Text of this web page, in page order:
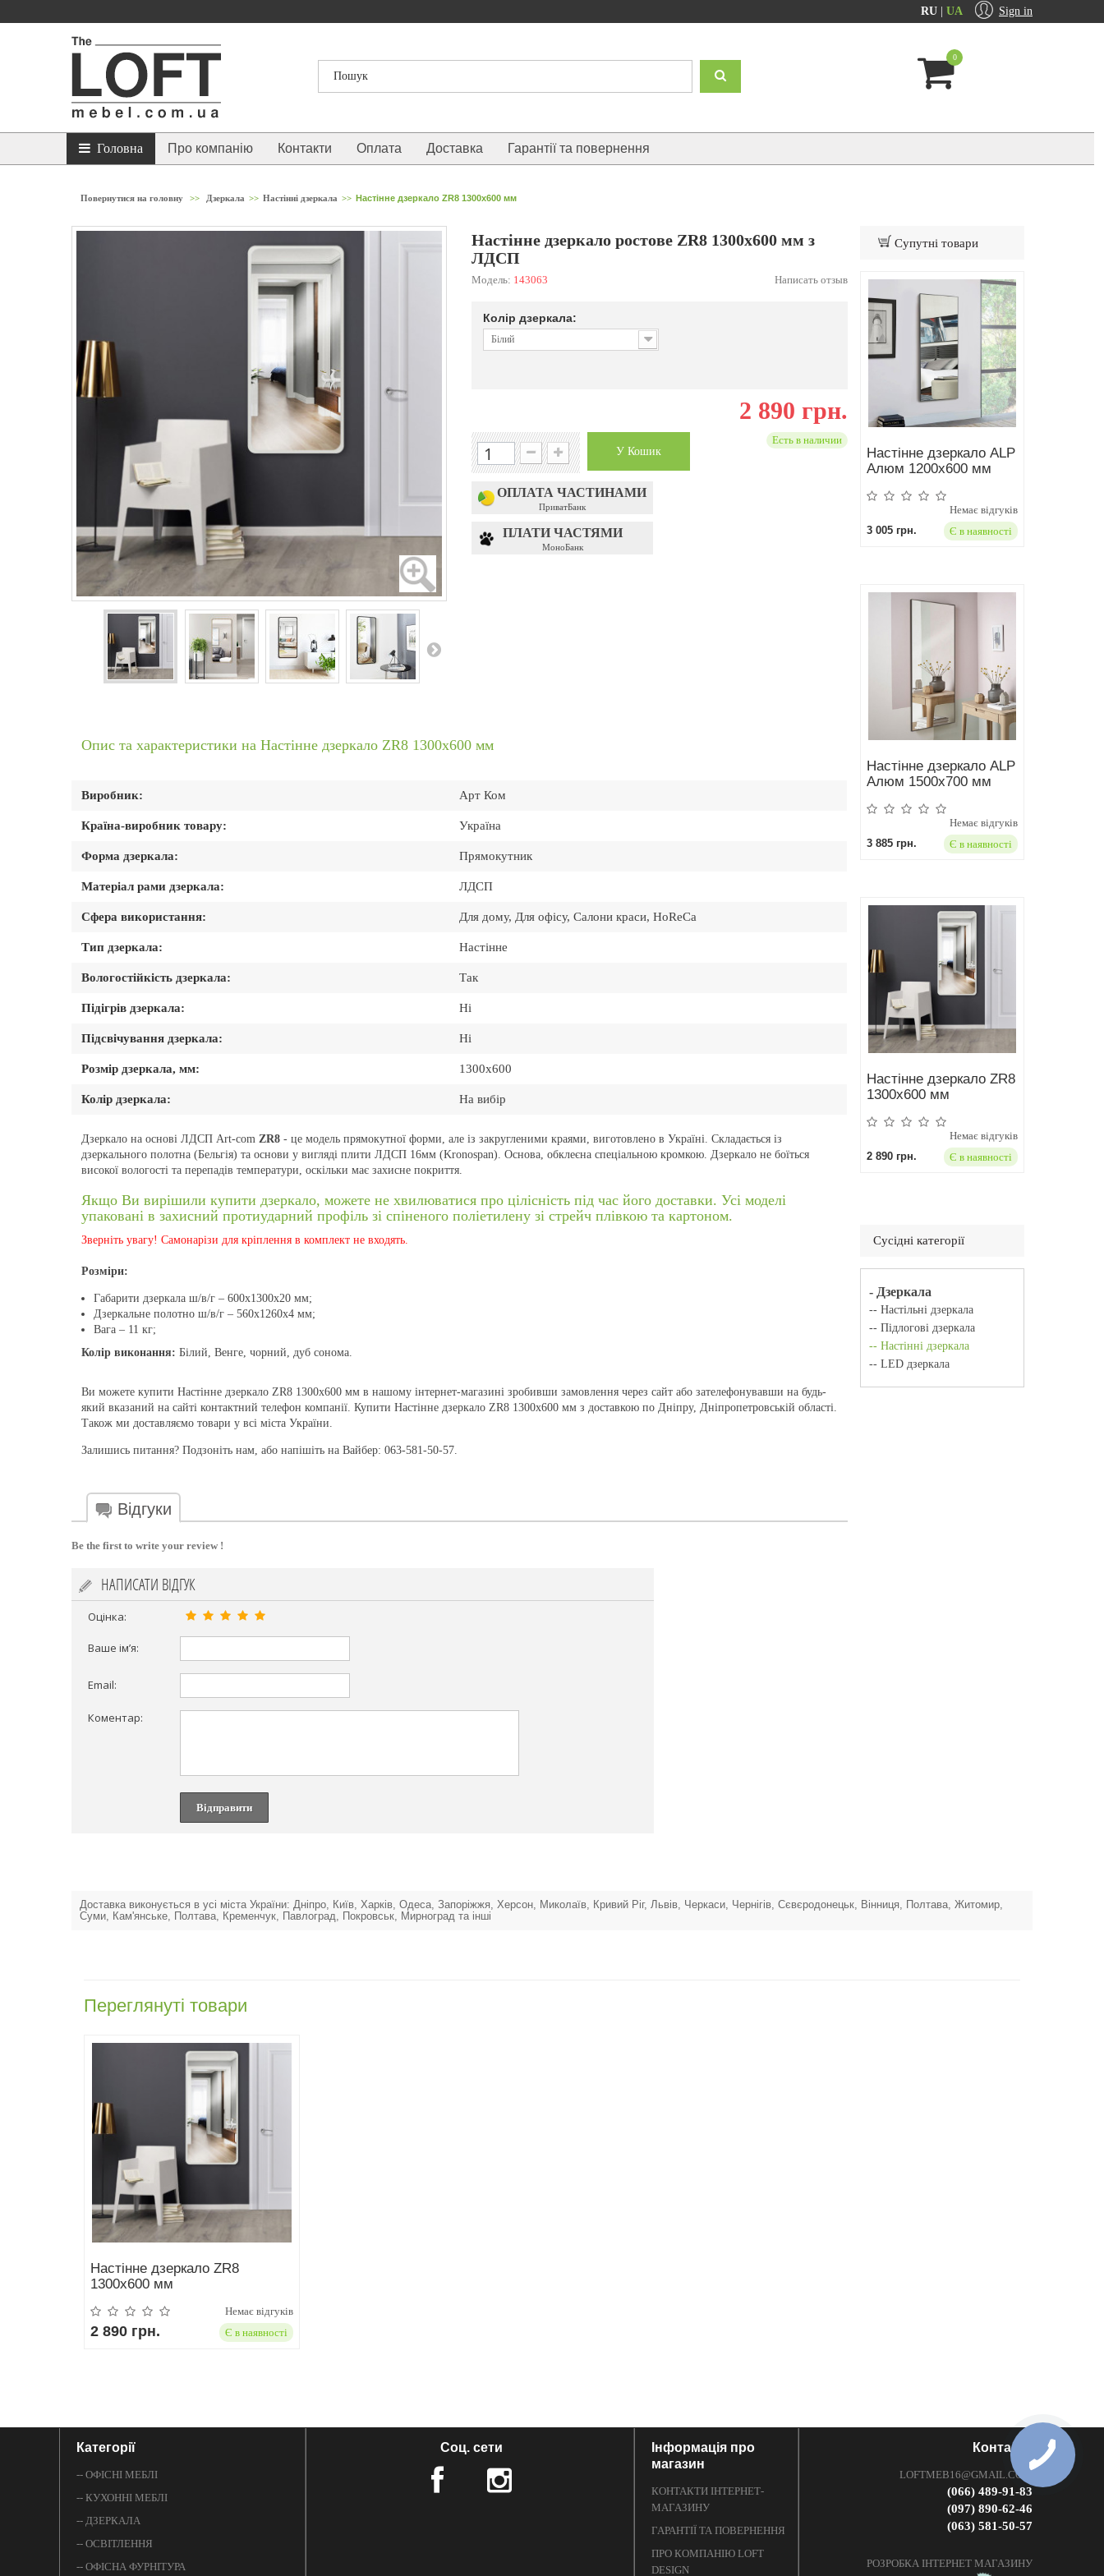
Sign in
RU UA
0
Головна Про компанію Контакти Оплата Доставка Гарантії та повернення
Повернутися на головну >> Дзеркала >> Настінні дзеркала >> Настінне дзеркало ZR8 1300x600 мм
Настінне дзеркало ростове ZR8 1300x600 мм з
ЛДСП
Модель: 143063 Написать отзыв
Колір дзеркала:
Білий
2 890 грн.
У Кошик
Есть в наличии
ОПЛАТА ЧАСТИНАМИ
ПриватБанк
ПЛАТИ ЧАСТЯМИ
МоноБанк
Опис та характеристики на Настінне дзеркало ZR8 1300x600 мм
Виробник: Арт Ком
Країна-виробник товару: Україна
Форма дзеркала: Прямокутник
Матеріал рами дзеркала: ЛДСП
Сфера використання: Для дому, Для офісу, Салони краси, HoReCa
Тип дзеркала: Настінне
Вологостійкість дзеркала: Так
Підігрів дзеркала: Ні
Підсвічування дзеркала: Ні
Розмір дзеркала, мм: 1300х600
Колір дзеркала: На вибір
Дзеркало на основі ЛДСП Art-com ZR8 - це модель прямокутної форми, але із закругленими краями, виготовлено в Україні. Складається із
дзеркального полотна (Бельгія) та основи у вигляді плити ЛДСП 16мм (Kronospan). Основа, обклеєна спеціальною кромкою. Дзеркало не боїться
високої вологості та перепадів температури, оскільки має захисне покриття.
Якщо Ви вирішили купити дзеркало, можете не хвилюватися про цілісність під час його доставки. Усі моделі
упаковані в захисний протиударний профіль зі спіненого поліетилену зі стрейч плівкою та картоном.
Зверніть увагу! Самонарізи для кріплення в комплект не входять.
Розміри:
Габарити дзеркала ш/в/г – 600х1300х20 мм;
Дзеркальне полотно ш/в/г – 560х1260х4 мм;
Вага – 11 кг;
Колір виконання: Білий, Венге, чорний, дуб сонома.
Ви можете купити Настінне дзеркало ZR8 1300x600 мм в нашому інтернет-магазині зробивши замовлення через сайт або зателефонувавши на будь-
який вказаний на сайті контактний телефон компанії. Купити Настінне дзеркало ZR8 1300x600 мм з доставкою по Дніпру, Дніпропетровській області.
Також ми доставляємо товари у всі міста України.
Залишись питання? Подзоніть нам, або напішіть на Вайбер: 063-581-50-57.
Відгуки
Be the first to write your review !
НАПИСАТИ ВІДГУК
Оцінка:
Ваше ім’я:
Email:
Коментар:
Відправити
Супутні товари
Настінне дзеркало ALP
Aлюм 1200х600 мм
Немає відгуків
3 005 грн.
Є в наявності
Настінне дзеркало ALP
Aлюм 1500х700 мм
Немає відгуків
3 885 грн.
Є в наявності
Настінне дзеркало ZR8
1300x600 мм
Немає відгуків
2 890 грн.
Є в наявності
Сусідні категорії
- Дзеркала
-- Настільні дзеркала
-- Підлогові дзеркала
-- Настінні дзеркала
-- LED дзеркала
Доставка виконується в усі міста України: Дніпро, Київ, Харків, Одеса, Запоріжжя, Херсон, Миколаїв, Кривий Ріг, Львів, Черкаси, Чернігів, Сєвєродонецьк, Вінниця, Полтава, Житомир,
Суми, Кам'янське, Полтава, Кременчук, Павлоград, Покровськ, Мирноград та інші
Переглянуті товари
Настінне дзеркало ZR8
1300x600 мм
Немає відгуків
2 890 грн. Є в наявності
Категорії
-- ОФІСНІ МЕБЛІ
-- КУХОННІ МЕБЛІ
-- ДЗЕРКАЛА
-- ОСВІТЛЕННЯ
-- ОФІСНА ФУРНІТУРА
Соц. сети
Інформація про
магазин
КОНТАКТИ ІНТЕРНЕТ-
МАГАЗИНУ
ГАРАНТІЇ ТА ПОВЕРНЕННЯ
ПРО КОМПАНІЮ LOFT
DESIGN
Контакти
LOFTMEB16@GMAIL.COM
(066) 489-91-83
(097) 890-62-46
(063) 581-50-57
РОЗРОБКА ІНТЕРНЕТ МАГАЗИНУ